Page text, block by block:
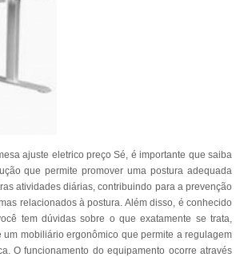
ajuste eletrico preço Sé, é importante que saiba
que permite promover uma postura adequada
atividades diárias, contribuindo para a prevenção
relacionados à postura. Além disso, é conhecido
tem dúvidas sobre o que exatamente se trata,
mobiliário ergonômico que permite a regulagem
O funcionamento do equipamento ocorre através